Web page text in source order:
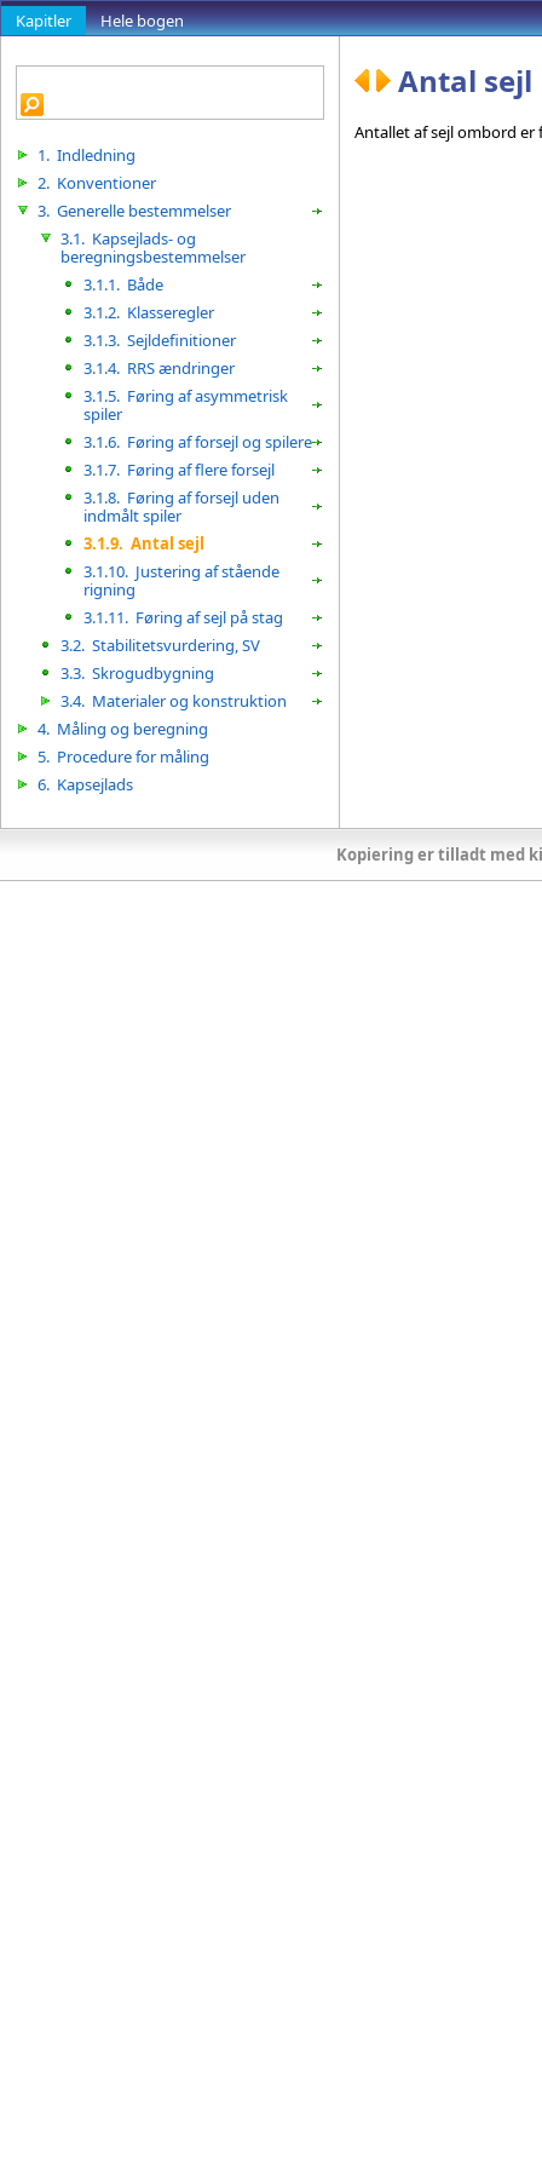
Kapitler Hele bogen
Kopiering er tilladt med
1. Indledning
2. Konventioner
3. Generelle bestemmelser
3.1. Kapsejlads- og
beregningsbestemmelser
3.1.1. Både
3.1.2. Klasseregler
3.1.3. Sejldefinitioner
3.1.4. RRS ændringer
3.1.5. Føring af asymmetrisk
spiler
3.1.6. Føring af forsejl og spilere
3.1.7. Føring af flere forsejl
3.1.8. Føring af forsejl uden
indmålt spiler
3.1.9. Antal sejl
3.1.10. Justering af stående
rigning
3.1.11. Føring af sejl på stag
3.2. Stabilitetsvurdering, SV
3.3. Skrogudbygning
3.4. Materialer og konstruktion
4. Måling og beregning
5. Procedure for måling
6. Kapsejlads
Antal sejl
Antallet af sejl ombord